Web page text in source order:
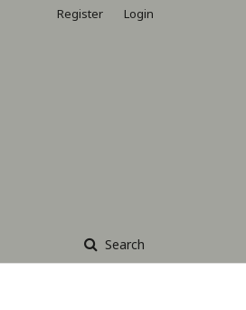
Search
Register Login